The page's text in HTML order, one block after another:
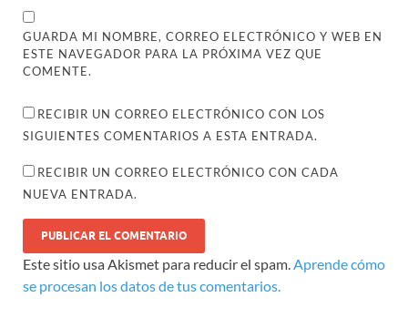
GUARDA MI NOMBRE, CORREO ELECTRÓNICO Y WEB EN
ESTE NAVEGADOR PARA LA PRÓXIMA VEZ QUE
COMENTE.
RECIBIR UN CORREO ELECTRÓNICO CON LOS
SIGUIENTES COMENTARIOS A ESTA ENTRADA.
RECIBIR UN CORREO ELECTRÓNICO CON CADA
NUEVA ENTRADA.
Este sitio usa Akismet para reducir el spam.Aprende cómo
se procesan los datos de tus comentarios.